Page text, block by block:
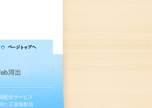
配信サービス
た正規版配信